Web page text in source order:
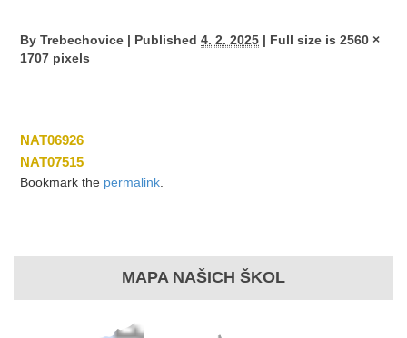
By Trebechovice | Published 4. 2. 2025 | Full size is2560 ×
1707 pixels
NAT06926
NAT07515
Bookmark the permalink
MAPA NAŠICH ŠKOL